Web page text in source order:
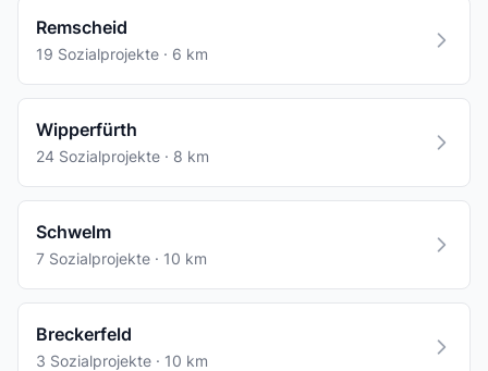
Remscheid
19 Sozialprojekte · 6 km
Wipperfürth
24 Sozialprojekte · 8 km
Schwelm
7 Sozialprojekte · 10 km
Breckerfeld
3 Sozialprojekte · 10 km